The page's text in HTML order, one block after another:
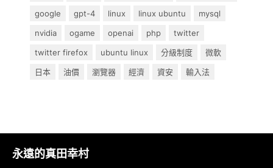
google
gpt-4 linux linux ubuntu
mysql
nvidia
ogame openai php
twitter
twitter firefox
ubuntu linux 分級制度
微軟
日本
油價 瀏覽器 經濟 資安 輸入法
永遠的真田幸村